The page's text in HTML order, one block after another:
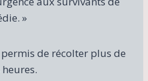
»
permis de récolter plus de